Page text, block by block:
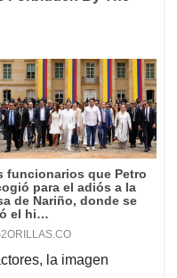
la imagen